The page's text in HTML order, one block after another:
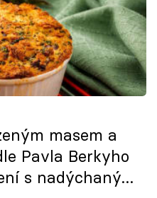
masem a
Pavla Berkyho
s nadýchaným